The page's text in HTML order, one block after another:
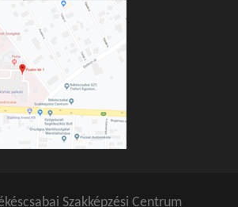
Szakképzési Centrum